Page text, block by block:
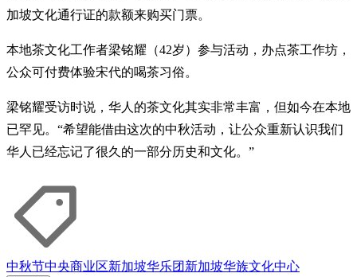
加坡文化通行证的款额来购买门票。
本地茶文化工作者梁铭耀（42岁）参与活动，办点茶工作坊，
公众可付费体验宋代的喝茶习俗。
梁铭耀受访时说，华人的茶文化其实非常丰富，但如今在本地
已罕见。“希望能借由这次的中秋活动，让公众重新认识我们
华人已经忘记了很久的一部分历史和文化。”
中秋节中央商业区新加坡华乐团 新加坡华族文化中心